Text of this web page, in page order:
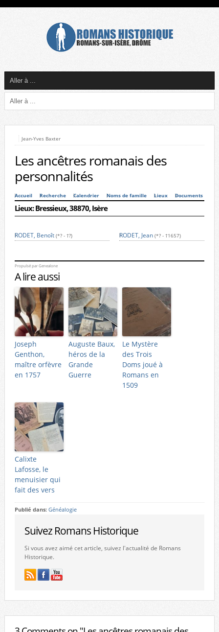
Jean-Yves Baxter
Les ancêtres romanais des
personnalités
Accueil Recherche Calendrier Noms de famille Lieux Documents
Lieux: Bressieux, 38870, Isère
RODET, Benoît (*? - †?) RODET, Jean (*? - †1657)
Propulsé par Genealone
A lire aussi
Joseph
Genthon,
maître orfèvre
en 1757
Auguste Baux,
héros de la
Grande
Guerre
Le Mystère
des Trois
Doms joué à
Romans en
1509
Calixte
Lafosse, le
menuisier qui
fait des vers
Publié dans: Généalogie
Suivez Romans Historique
Si vous avez aimé cet article, suivez l'actualité de Romans
Historique.